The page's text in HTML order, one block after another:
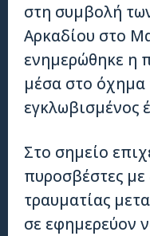
στη συμβολή
Αρκαδίου στο
ενημερώθηκε η
μέσα στο όχημα
εγκλωβισμένος
Στο σημείο
πυροσβέστες
τραυματίας
σε εφημερεύον